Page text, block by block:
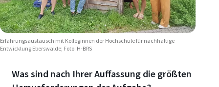
Erfahrungsaustausch mit Kolleginnen der Hochschule für nachhaltige
Entwicklung Eberswalde; Foto: H-BRS
Was sind nach Ihrer Auffassung die größten